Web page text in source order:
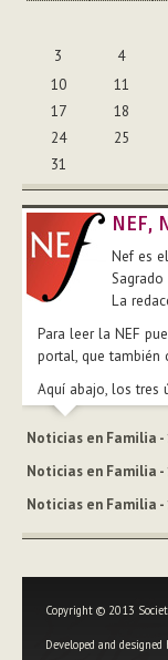
3
4
10
11
17
18
24
25
31
NEF,
Nef es
Sagrado
La
Para leer la NEF
portal, que también
Aquí abajo, los tres
Noticias en Familia -
Noticias en Familia -
Noticias en Familia -
Copyright © 2013
Developed and designed